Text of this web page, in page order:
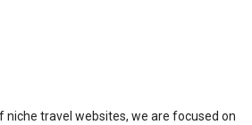
niche travel websites, we are focused on